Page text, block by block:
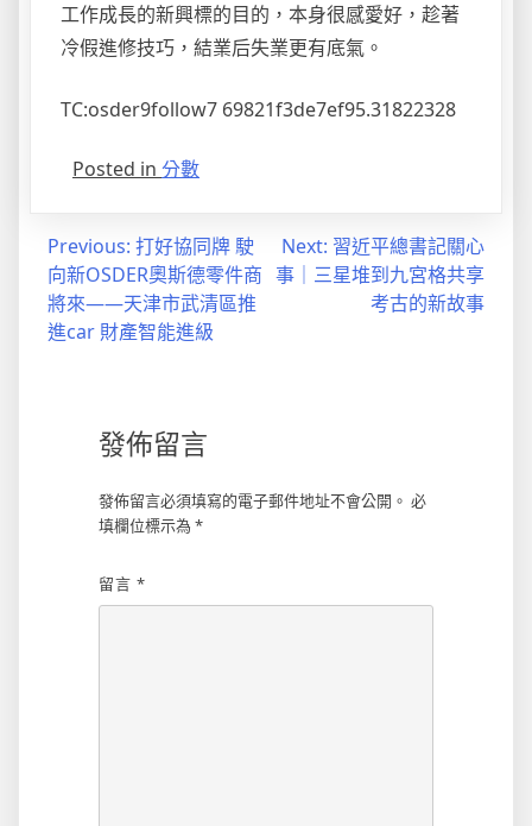
工作成長的新興標的目的，本身很感愛好，趁著
冷假進修技巧，結業后失業更有底氣。
TC:osder9follow7 69821f3de7ef95.31822328
Posted in 分數
Previous: 打好協同牌 駛
向新OSDER奧斯德零件商
將來——天津市武清區推
進car 財產智能進級
Next: 習近平總書記關心
事｜三星堆到九宮格共享
考古的新故事
發佈留言
發佈留言必須填寫的電子郵件地址不會公開。 必
填欄位標示為 *
留言 *